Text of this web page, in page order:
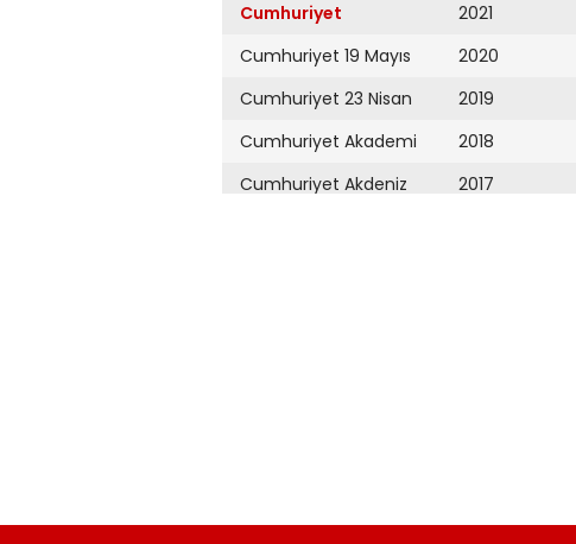
Cumhuriyet
Cumhuriyet 19 Mayıs
Cumhuriyet 23 Nisan
Cumhuriyet Akademi
Cumhuriyet Akdeniz
Cumhuriyet Çevre
2021
2020
2019
2018
2017
2009